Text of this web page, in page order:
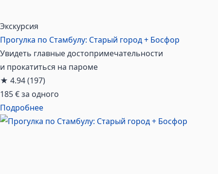
Экскурсия
Прогулка по Стамбулу: Старый город + Босфор
Увидеть главные достопримечательности
и прокатиться на пароме
★ 4.94(197)
185 €за одного
Подробнее